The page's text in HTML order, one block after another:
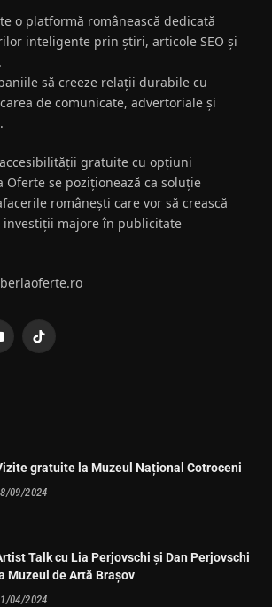
o platformă românească dedicată
inteligente prin știri, articole SEO și
să creeze relații durabile cu
de comunicate, advertoriale și
gratuite cu opțiuni
Oferte se poziționează ca soluție
românești care vor să crească
majore în publicitate
TikTok
gratuite la Muzeul Național Cotroceni
09/2024
Talk cu Lia Perjovschi și Dan Perjovschi
Muzeul de Artă Brașov
04/2024